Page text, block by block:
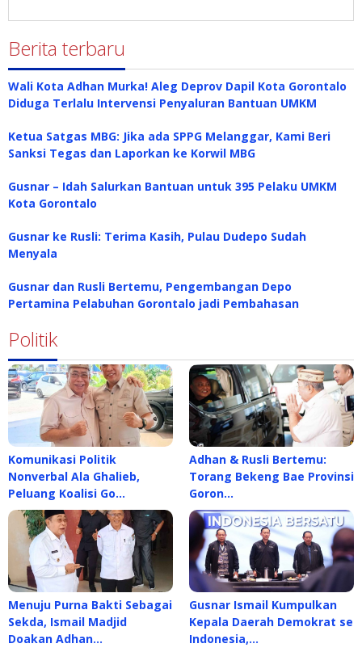
Berita terbaru
Wali Kota Adhan Murka! Aleg Deprov Dapil Kota Gorontalo
Diduga Terlalu Intervensi Penyaluran Bantuan UMKM
Ketua Satgas MBG: Jika ada SPPG Melanggar, Kami Beri
Sanksi Tegas dan Laporkan ke Korwil MBG
Gusnar – Idah Salurkan Bantuan untuk 395 Pelaku UMKM
Kota Gorontalo
Gusnar ke Rusli: Terima Kasih, Pulau Dudepo Sudah
Menyala
Gusnar dan Rusli Bertemu, Pengembangan Depo
Pertamina Pelabuhan Gorontalo jadi Pembahasan
Politik
Komunikasi Politik
Nonverbal Ala Ghalieb,
Peluang Koalisi Go…
Adhan & Rusli Bertemu:
Torang Bekeng Bae Provinsi
Goron…
Menuju Purna Bakti Sebagai
Sekda, Ismail Madjid
Doakan Adhan…
Gusnar Ismail Kumpulkan
Kepala Daerah Demokrat se
Indonesia,…